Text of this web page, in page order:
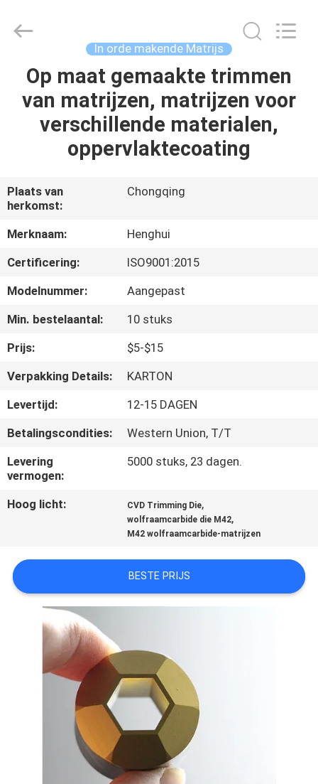
HUIS
PRODUCTEN
ONGEVEER
ONS
FABRIEKSREIS
KWALITEITSCONTROLE
CONTACTEER
ONS
NIEUWS
VERZOEK
OM EEN
SITEMAP
PRIVACYBELEID
Limited.
Reserved.
In orde makende Matrijs
Op maat gemaakte trimmen
van matrijzen, matrijzen voor
verschillende materialen,
oppervlaktecoating
Plaats van
herkomst:
Chongqing
Merknaam:
Henghui
Certificering:
ISO9001:2015
Modelnummer:
Aangepast
Min. bestelaantal:
10 stuks
Prijs:
$5-$15
Verpakking Details:
KARTON
Levertijd:
12-15 DAGEN
Betalingscondities:
Western Union, T/T
Levering
vermogen:
5000 stuks, 23 dagen.
Hoog licht: CVD Trimming Die,
wolfraamcarbide die M42,
M42 wolfraamcarbide-matrijzen
BESTE PRIJS